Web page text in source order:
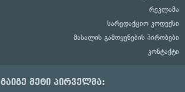
რეკლამა
სარედაქციო კოდექსი
მასალის გამოყენების პირობები
კონტაქტი
გაიგე მეტი პირველმა: